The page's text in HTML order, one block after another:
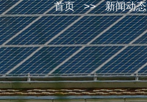
首页 >> 新闻动态